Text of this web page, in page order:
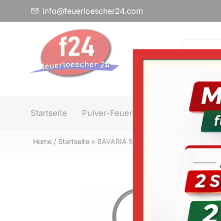
info@feuerloescher24.com
Startseite Pulver-Feuerlöscher
Home/ Startseite» BAVARIA 5 kg CO2 Feuerlöscher DIN